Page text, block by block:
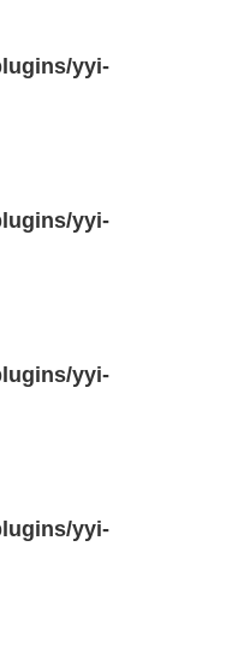
yyi-
yyi-
yyi-
yyi-